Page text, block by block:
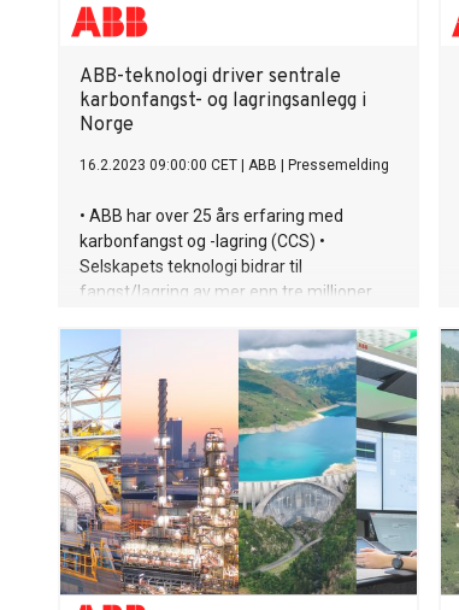
ABB-teknologi driver sentrale
karbonfangst- og lagringsanlegg i
Norge
16.2.2023 09:00:00 CET ABB Pressemelding
• ABB har over 25 års erfaring med
karbonfangst og -lagring (CCS) •
Selskapets teknologi bidrar til
fangst/lagring av mer enn tre millioner
av landets utslipp • Teknologi fra ABB er
også avgjørende for verifisering av nye
teknologier for karbonfangst, på
Teknologisenter Mongstad